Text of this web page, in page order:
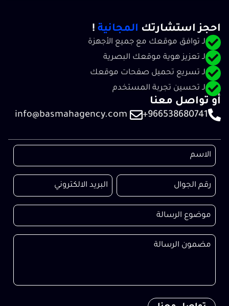
احجز استشارتك المجانية !​
لـ توافق موقعك مع جميع الأجهزة
لـ تعزيز هوية موقعك البصرية
لـ تسريع تحميل صفحات موقعك
لـ تحسين تجربة المستخدم
أو تواصل معنا
966538680741+